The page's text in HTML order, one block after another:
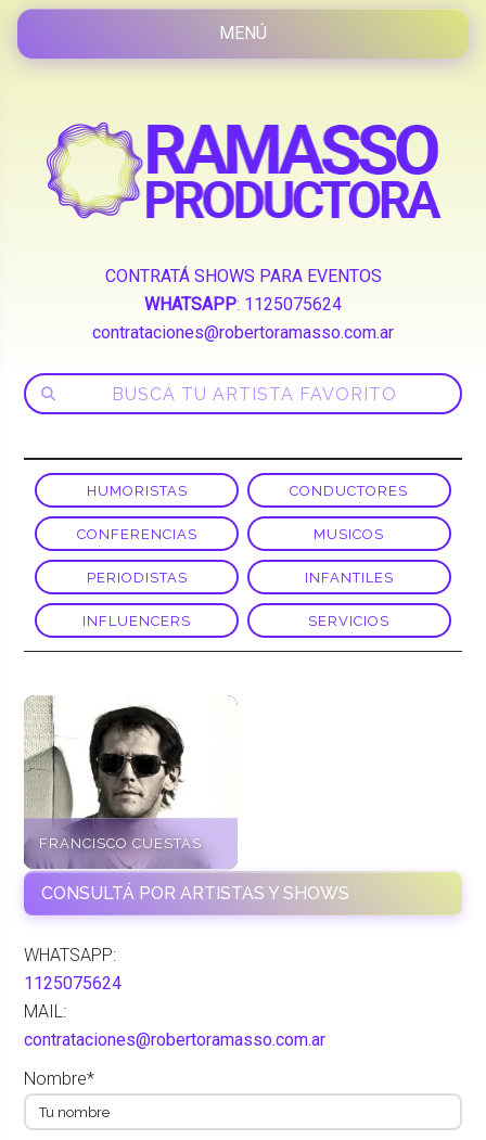
CONTRATÁ SHOWS PARA EVENTOS
WHATSAPP: 1125075624
contrataciones@robertoramasso.com.ar
HUMORISTAS CONDUCTORES
CONFERENCIAS MUSICOS
PERIODISTAS INFANTILES
INFLUENCERS SERVICIOS
FRANCISCO CUESTAS
CONSULTÁ POR ARTISTAS Y SHOWS
WHATSAPP:
1125075624
MAIL:
contrataciones@robertoramasso.com.ar
Nombre*